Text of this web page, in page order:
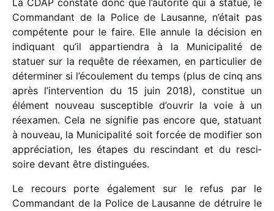
La CDAP constate donc que l’au­to­rité qui a statué, le
Commandant de la Police de Lausanne, n’était pas
compé­tente pour le faire. Elle annule la déci­sion en
indi­quant qu’il appar­tien­dra à la Municipalité de
statuer sur la requête de réexa­men, en parti­cu­lier de
déter­mi­ner si l’écou­le­ment du temps (plus de cinq ans
après l’in­ter­ven­tion du 15 juin 2018), consti­tue un
élément nouveau suscep­tible d’ou­vrir la voie à un
réexa­men. Cela ne signi­fie pas encore que, statuant
à nouveau, la Municipalité soit forcée de modi­fier son
appré­cia­tion, les étapes du rescin­dant et du resci­
soire devant être distinguées.
Le recours porte égale­ment sur le refus par le
Commandant de la Police de Lausanne de détruire le